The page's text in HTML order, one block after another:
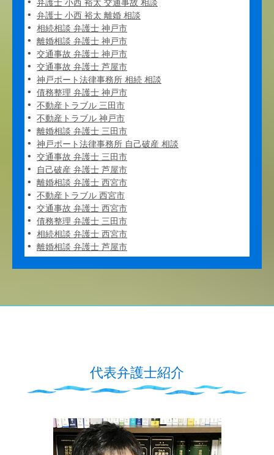
弁護士 小西 裕太 交通事故 相談
弁護士 小西 裕太 離婚 相談
相続相談 弁護士 神戸市
離婚相談 弁護士 神戸市
交通事故 弁護士 神戸市
交通事故 弁護士 芦屋市
神戸ポート法律事務所 相続 相談
債務整理 弁護士 神戸市
不動産トラブル 三田市
不動産トラブル 神戸市
離婚相談 弁護士 三田市
神戸ポート法律事務所 自己破産 相談
交通事故 弁護士 三田市
自己破産 弁護士 芦屋市
離婚相談 弁護士 西宮市
不動産トラブル 西宮市
交通事故 弁護士 西宮市
債務整理 弁護士 三田市
相続相談 弁護士 西宮市
離婚相談 弁護士 芦屋市
代表弁護士紹介